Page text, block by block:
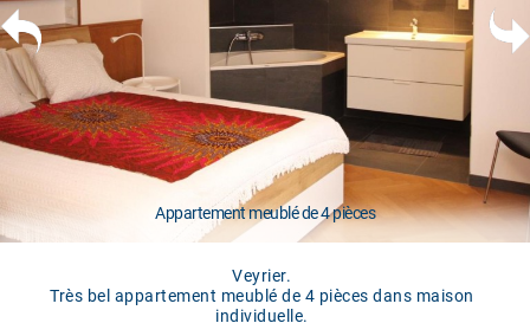
Appartement meublé de 4 pièces
Veyrier.
Très bel appartement meublé de 4 pièces dans maison
individuelle.
Locaux commerciaux
Objets en vente
Activité
+41 22 312 04 75
^